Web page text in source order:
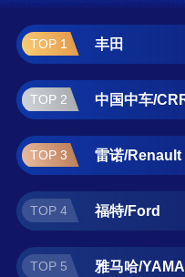
口碑评价等多项指数评
行榜,前十名分别是丰田
诺/Renault、福特/Ford
通客车、比亚迪客车、
崔克/Trek、辉腾。如果
子好？那么本客车十大
购参考，我们致力于用
口碑最好的客车品牌，
月更新一次)
TOP 1 丰田
TOP 2 中国中车/
TOP 3 雷诺/Renault
TOP 4 福特/Ford
TOP 5 雅马哈/